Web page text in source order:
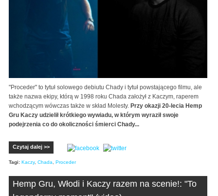
"Proceder" to tytuł solowego debiutu Chady i tytuł powstającego filmu, ale
także nazwa ekipy, którą w 1998 roku Chada założył z Kaczym, raperem
wchodzącym wówczas także w skład Molesty. Przy okazji 20-lecia Hemp
Gru Kaczy udzielił krótkiego wywiadu, w którym wyraził swoje
podejrzenia co do okoliczności śmierci Chady...
Czytaj dalej >>
Tagi: Kaczy, Chada, Proceder
Hemp Gru, Włodi i Kaczy razem na scenie!: "To